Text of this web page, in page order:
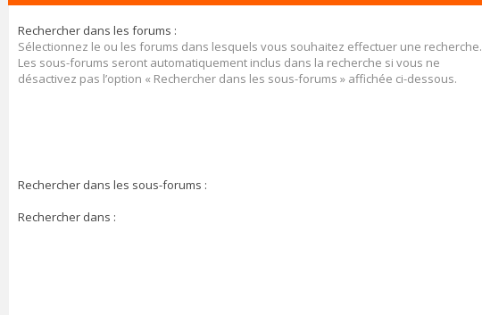
Rechercher dans les forums :
Sélectionnez le ou les forums dans lesquels vous souhaitez effectuer une recherche.
Les sous-forums seront automatiquement inclus dans la recherche si vous ne
désactivez pas l’option « Rechercher dans les sous-forums » affichée ci-dessous.
Rechercher dans les sous-forums :
Rechercher dans :